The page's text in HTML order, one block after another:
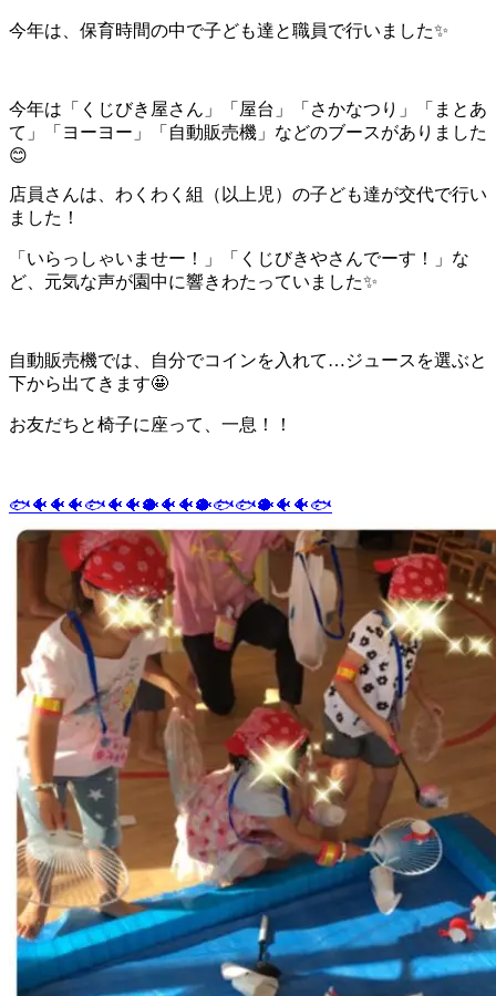
今年は、保育時間の中で子ども達と職員で行いました✨
今年は「くじびき屋さん」「屋台」「さかなつり」「まとあ
て」「ヨーヨー」「自動販売機」などのブースがありました
😊
店員さんは、わくわく組（以上児）の子ども達が交代で行い
ました！
「いらっしゃいませー！」「くじびきやさんでーす！」な
ど、元気な声が園中に響きわたっていました✨
自動販売機では、自分でコインを入れて…ジュースを選ぶと
下から出てきます🤩
お友だちと椅子に座って、一息！！
🐟🐠🐠🐠🐟🐠🐠🐡🐠🐠🐡🐟🐟🐡🐠🐠🐟